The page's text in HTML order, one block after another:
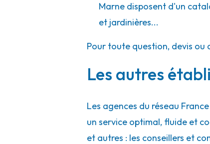
Marne disposent d'un
et jardinières...
Pour toute question, devis ou
Les autres
Les agences du réseau
un service optimal, fluide et
et autres : les conseillers et